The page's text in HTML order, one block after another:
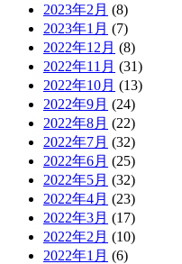
2023年2月 (8)
2023年1月 (7)
2022年12月 (8)
2022年11月 (31)
2022年10月 (13)
2022年9月 (24)
2022年8月 (22)
2022年7月 (32)
2022年6月 (25)
2022年5月 (32)
2022年4月 (23)
2022年3月 (17)
2022年2月 (10)
2022年1月 (6)